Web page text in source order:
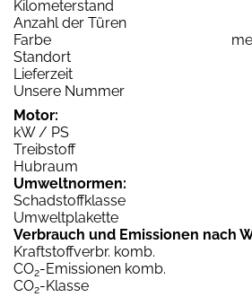
Kilometerstand
Anzahl der Türen
Farbe
Standort
Lieferzeit
Unsere Nummer
Motor:
kW / PS
Treibstoff
Hubraum
Umweltnormen:
Schadstoffklasse
Umweltplakette
Verbrauch und Emissionen nach
Kraftstoffverbr. komb.
CO2-Emissionen komb.
CO2-Klasse